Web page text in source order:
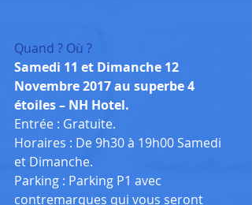
Quand ? Où ?
​Samedi 11 et Dimanche 12
Novembre 2017 au superbe 4
étoiles – NH Hotel.
Entrée : Gratuite.
Horaires : De 9h30 à 19h00 Samedi
et Dimanche.
Parking : Parking P1 avec
contremarques qui vous seront